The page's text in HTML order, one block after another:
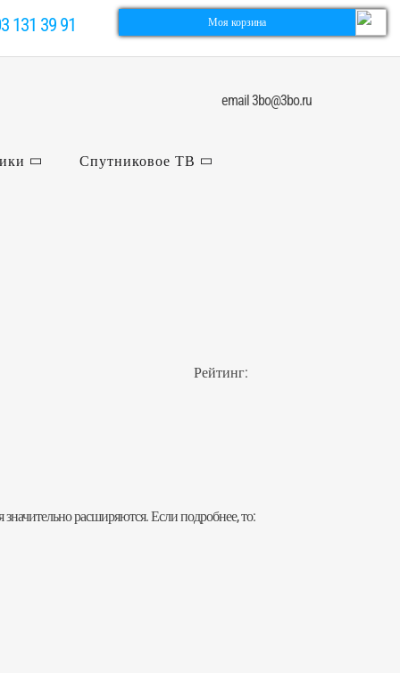
131 39 91 Моя корзина
email 3bo@3bo.ru
Спутниковое ТВ
Рейтинг:
расширяются. Если подробнее, то: